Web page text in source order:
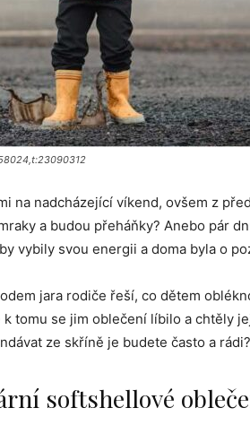
na nadcházející víkend, ovšem z
a budou přeháňky? Anebo pár
vybily svou energii a doma byla o
jara rodiče řeší, co dětem
tomu se jim oblečení líbilo a chtěly
ze skříně je budete často a rádi?
softshellové